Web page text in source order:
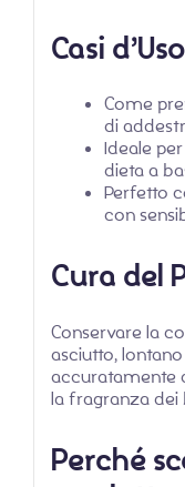
Casi d’Uso
Come
di
Ideale
dieta a
Perfetto
con
Cura del
Conservare la
asciutto,
accuratamente
la fragranza dei
Perché